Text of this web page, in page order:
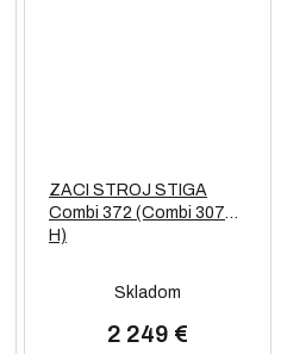
ZACI STROJ STIGA
Combi 372 (Combi 3072
H)
Skladom
2 249 €